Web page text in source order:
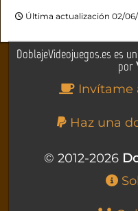
Última actualización 02/
DoblajeVideojuegos.es es
por
Invítame
Haz una
© 2012-2026